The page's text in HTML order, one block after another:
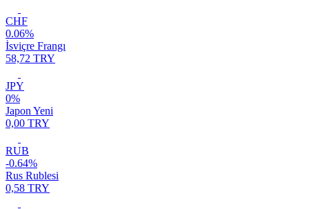
CHF
0.06%
İsviçre Frangı
58,72 TRY
JPY
0%
Japon Yeni
0,00 TRY
RUB
-0.64%
Rus Rublesi
0,58 TRY